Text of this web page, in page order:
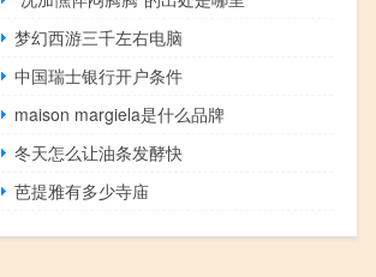
梦幻西游三千左右电脑
中国瑞士银行开户条件
maison margiela是什么品牌
冬天怎么让油条发酵快
芭提雅有多少寺庙